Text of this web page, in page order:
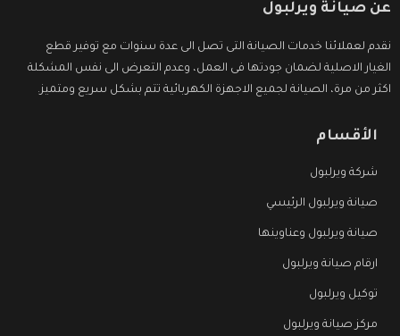
عن صيانة ويرلبول
نقدم لعملائنا خدمات الصيانة التى تصل الى عدة سنوات مع توفير قطع
الغيار الاصلية لضمان جودتها فى العمل، وعدم التعرض الى نفس المشكلة
اكثر من مرة، الصيانة لجميع الاجهزة الكهربائية تتم بشكل سريع ومتميز.
الأقسام
شركة ويرلبول
صيانة ويرلبول الرئيسي
صيانة ويرلبول وعناوينها
ارقام صيانة ويرلبول
توكيل ويرلبول
مركز صيانة ويرلبول